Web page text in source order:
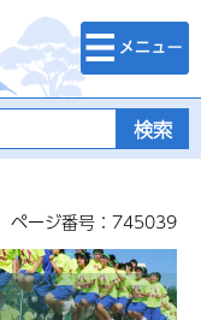
検索・メニュ
ー
ページ番号：745039